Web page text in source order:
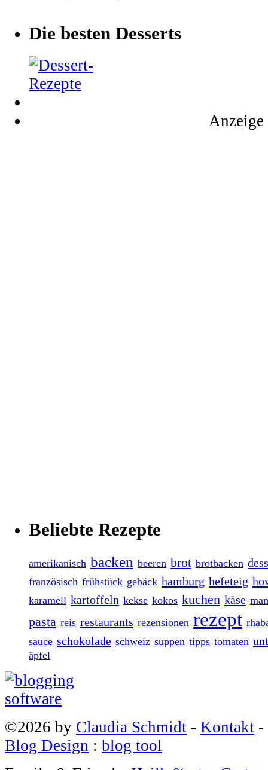
Die besten Desserts
Anzeige
Beliebte Rezepte
amerikanisch backen beeren brot brotbacken
französisch frühstück gebäck hamburg hefeteig
karamell kartoffeln kekse kokos kuchen käse
pasta reis restaurants rezensionen rezept
sauce schokolade schweiz suppen tipps tomaten
äpfel
©2026 by Claudia Schmidt - Kontakt -
Blog Design : blog tool